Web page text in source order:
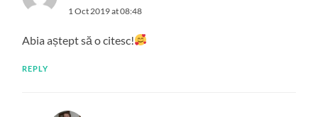
1 Oct 2019 at 08:48
Abia aștept să o citesc!
REPLY